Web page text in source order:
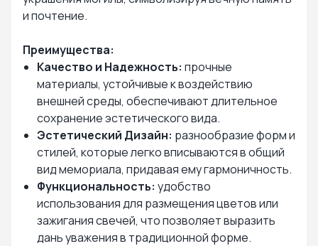
и почтение.
Преимущества:
Качество и Надежность: прочные
материалы, устойчивые к воздействию
внешней среды, обеспечивают длительное
сохранение эстетического вида.
Эстетический Дизайн: разнообразие форм и
стилей, которые легко вписываются в общий
вид мемориала, придавая ему гармоничность.
Функциональность: удобство
использования для размещения цветов или
зажигания свечей, что позволяет выразить
дань уважения в традиционной форме.